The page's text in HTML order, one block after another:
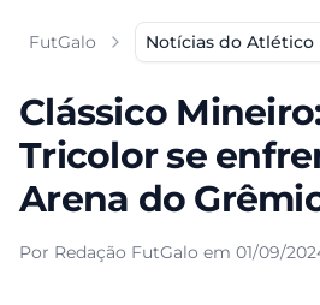
FutGalo Notícias do Atlético
Clássico
Tricolor se
Arena do
Por Redação FutGalo em 01/09/